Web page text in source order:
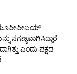
ನಗಣ್ಯವಾಗಿಸಿದ್ದಾರೆ
ಎಂದು ಪಕ್ಷದ